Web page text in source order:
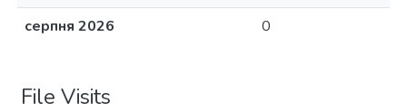
серпня 2026
0
File Visits